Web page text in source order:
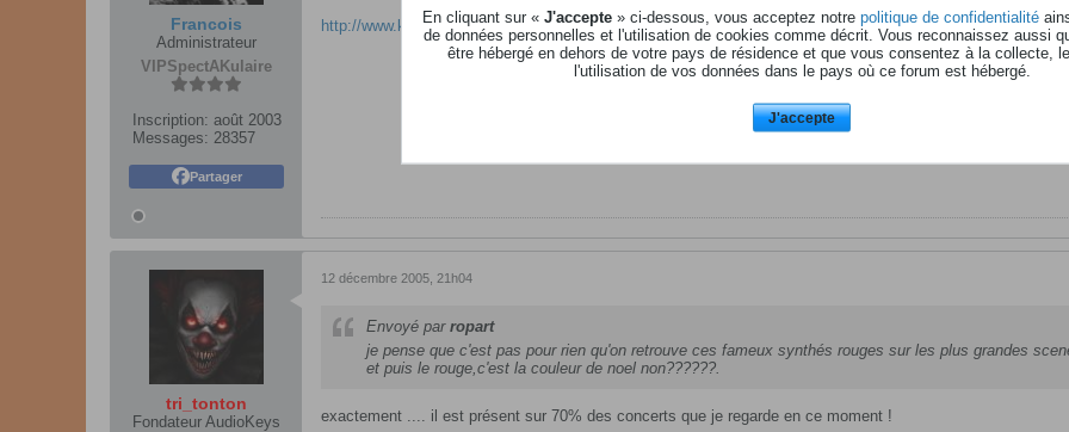
Francois
Administrateur
VIPSpectAKulaire
Inscription: août 2003
Messages: 28357
Partager
http://www.kronoscopie.fr
tri_tonton
Fondateur AudioKeys
12 décembre 2005, 21h04
Envoyé par ropart
je pense que c'est pas pour rien qu'on retrouve ces fameux synthés rouges sur les plus grandes
et puis le rouge,c'est la couleur de noel non??????.
exactement .... il est présent sur 70% des concerts que je regarde en ce moment !
En cliquant sur « J'accepte » ci-dessous, vous acceptez notre politique de confidentialité
de données personnelles et l'utilisation de cookies comme décrit. Vous reconnaissez aussi
être hébergé en dehors de votre pays de résidence et que vous consentez à la collecte,
l'utilisation de vos données dans le pays où ce forum est hébergé.
J'accepte